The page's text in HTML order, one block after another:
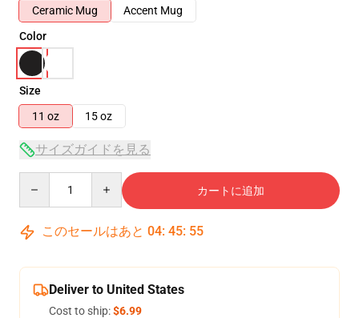
Ceramic Mug
Accent Mug
Color
Size
11 oz
15 oz
サイズガイドを見る
カートに追加
このセールはあと 04: 45: 55
Deliver to United States
Cost to ship:$6.99